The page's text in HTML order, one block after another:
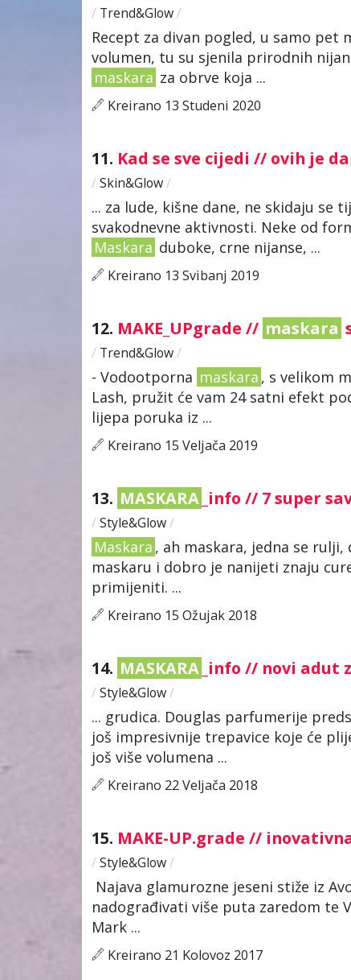
/ Trend&Glow/
Recept za divan pogled, u samo
volumen, tu su sjenila prirodnih
maskara za obrve koja ...
Kreirano 13 Studeni 2020
11. Kad se sve cijedi // ovih je
/ Skin&Glow/
... za lude, kišne dane, ne skidaju se
svakodnevne aktivnosti. Neke od
Maskara duboke, crne nijanse, ...
Kreirano 13 Svibanj 2019
12. MAKE_UPgrade // maskara
/ Trend&Glow/
- Vodootporna maskara , s velikom
Lash, pružit će vam 24 satni efekt
lijepa poruka iz ...
Kreirano 15 Veljača 2019
13. MASKARA _info // 7 super
/ Style&Glow/
Maskara , ah maskara, jedna se
maskaru i dobro je nanijeti znaju
primijeniti. ...
Kreirano 15 Ožujak 2018
14. MASKARA _info // novi adut
/ Style&Glow/
... grudica. Douglas parfumerije
još impresivnije trepavice koje će
još više volumena ...
Kreirano 22 Veljača 2018
15. MAKE-UP.grade //
/ Style&Glow/
Najava glamurozne jeseni stiže iz
nadograđivati više puta zaredom te
Mark ...
Kreirano 21 Kolovoz 2017